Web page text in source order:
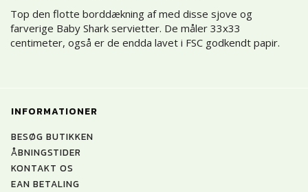
Top den flotte borddækning af med disse sjove og
farverige Baby Shark servietter. De måler 33x33
centimeter, også er de endda lavet i FSC godkendt papir.
INFORMATIONER
BESØG BUTIKKEN
ÅBNINGSTIDER
KONTAKT OS
EAN BETALING